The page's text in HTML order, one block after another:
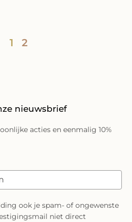
1 2
nieuwsbrief
acties en eenmalig 10%
ook je spam- of ongewenste
niet direct